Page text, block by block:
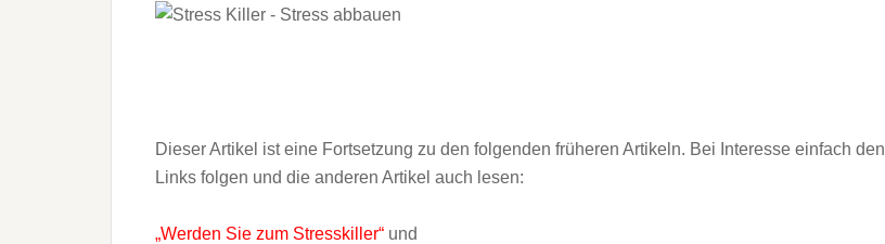
Dieser Artikel ist eine Fortsetzung zu den folgenden früheren Artikeln. Bei Interesse einfach den
Links folgen und die anderen Artikel auch lesen:
„Werden Sie zum Stresskiller“ und